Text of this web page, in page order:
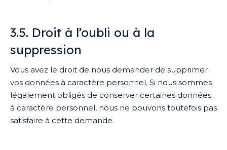
3.5. Droit à l’oubli ou à la
suppression
Vous avez le droit de nous demander de supprimer
vos données à caractère personnel. Si nous sommes
légalement obligés de conserver certaines données
à caractère personnel, nous ne pouvons toutefois pas
satisfaire à cette demande.